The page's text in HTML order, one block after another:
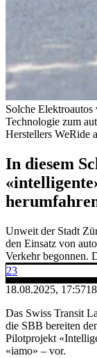
Solche
Technologie zum
Herstellers WeRide
In diesem
Unweit der Stadt
den Einsatz von
Verkehr begonnen.
23
18.08.2025, 17:57
Das Swiss Transit
die SBB bereiten
Pilotprojekt
«iamo» – vor.